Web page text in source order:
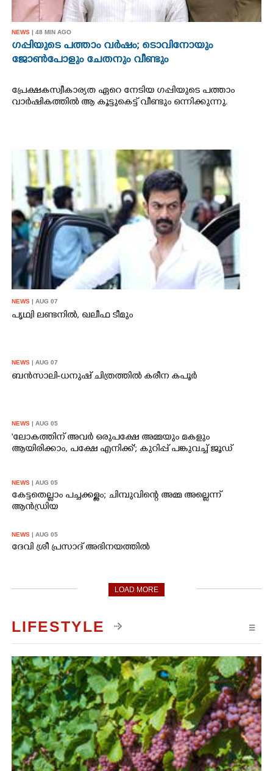
NEWS | 48 MIN AGO
ഗപ്പിയുടെ പത്താം വർഷം;​ ടൊവിനോയും
ജോൺപോളും ചേതനും വീണ്ടും
പ്രേക്ഷകസ്വീകാര്യത ഏറെ നേടിയ ഗപ്പിയുടെ പത്താം
വാർഷികത്തിൽ ആ കൂട്ടുകെട്ട് വീണ്ടും ഒന്നിക്കുന്നു.
NEWS | AUG 07
പൃഥ്വി ലണ്ടനിൽ, ഖലീഫ ടീമും
NEWS | AUG 07
ബൻസാലി-ധനുഷ് ചിത്രത്തിൽ കരീന കപൂർ
NEWS | AUG 05
'ലോകത്തിന് അവർ ഒരുപക്ഷേ അമ്മയും മകളും
ആയിരിക്കാം, പക്ഷേ എനിക്ക്'; കുറിപ്പ് പങ്കുവച്ച് ജൂഡ്
NEWS | AUG 05
കേട്ടതെല്ലാം പച്ചക്കള്ളം; ചിമ്പുവിന്റെ അമ്മ അല്ലെന്ന്
ആൻഡ്രിയ
NEWS | AUG 05
ദേവി ശ്രീ പ്രസാദ് അഭിനയത്തിൽ
LOAD MORE
LIFESTYLE ☰